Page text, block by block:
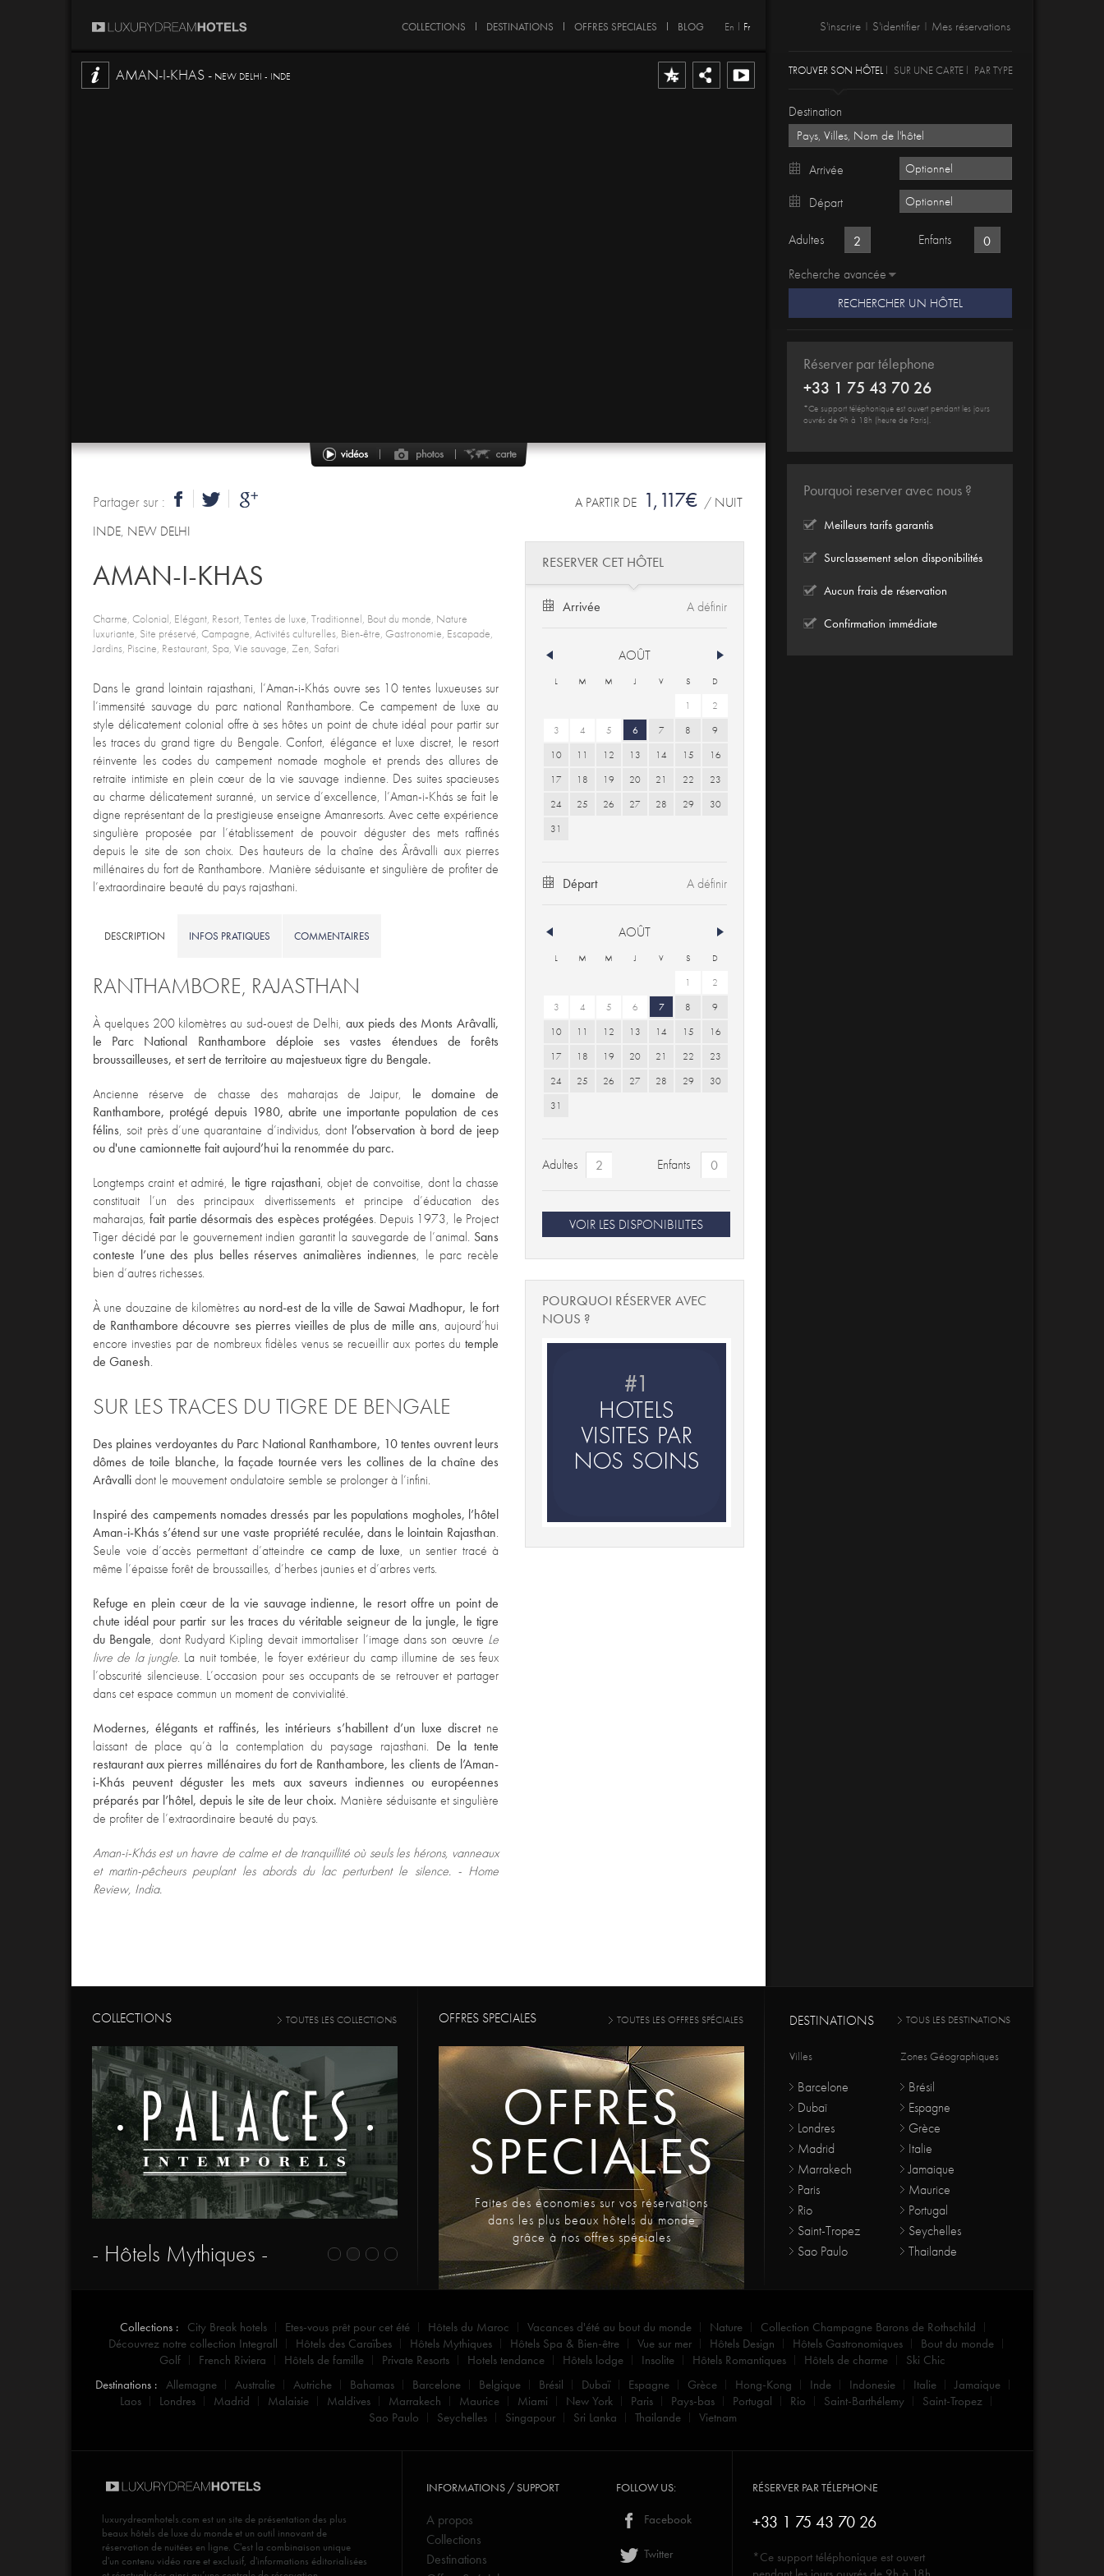
COLLECTIONS DESTINATIONS OFFRES SPECIALES BLOG En Fr S'inscrire | S'identifier | Mes réservations
AMAN-I-KHAS - NEW DELHI - INDE
A PARTIR DE 1,117€ / NUIT
Partager sur :
INDE, NEW DELHI
AMAN-I-KHAS
Charme, Colonial, Elégant, Resort, Tentes de luxe, Traditionnel, Bout du monde, Nature
luxuriante, Site préservé, Campagne, Activités culturelles, Bien-être, Gastronomie, Escapade,
Jardins, Piscine, Restaurant, Spa, Vie sauvage, Zen, Safari
Dans le grand lointain rajasthani, l’Aman-i-Khás ouvre ses 10 tentes luxueuses sur
l’immensité sauvage du parc national Ranthambore. Ce campement de luxe au
style délicatement colonial offre à ses hôtes un point de chute idéal pour partir sur
les traces du grand tigre du Bengale. Confort, élégance et luxe discret, le resort
réinvente les codes du campement nomade moghole et prends des allures de
retraite intimiste en plein cœur de la vie sauvage indienne. Des suites spacieuses
au charme délicatement suranné, un service d’excellence, l’Aman-i-Khás se fait le
digne représentant de la prestigieuse enseigne Amanresorts. Avec cette expérience
singulière proposée par l’établissement de pouvoir déguster des mets raffinés
depuis le site de son choix. Des hauteurs de la chaîne des Ârâvalli aux pierres
millénaires du fort de Ranthambore. Manière séduisante et singulière de profiter de
l’extraordinaire beauté du pays rajasthani.
DESCRIPTION INFOS PRATIQUES COMMENTAIRES
RANTHAMBORE, RAJASTHAN
À quelques 200 kilomètres au sud-ouest de Delhi, aux pieds des Monts Arâvalli,
le Parc National Ranthambore déploie ses vastes étendues de forêts
broussailleuses, et sert de territoire au majestueux tigre du Bengale.
Ancienne réserve de chasse des maharajas de Jaipur, le domaine de
Ranthambore, protégé depuis 1980, abrite une importante population de ces
félins, soit près d’une quarantaine d’individus, dont l’observation à bord de jeep
ou d'une camionnette fait aujourd’hui la renommée du parc.
Longtemps craint et admiré, le tigre rajasthani, objet de convoitise, dont la chasse
constituait l’un des principaux divertissements et principe d’éducation des
maharajas,fait partie désormais des espèces protégées. Depuis 1973, le Project
Tiger décidé par le gouvernement indien garantit la sauvegarde de l’animal. Sans
conteste l’une des plus belles réserves animalières indiennes, le parc recèle
bien d’autres richesses.
À une douzaine de kilomètres au nord-est de la ville de Sawai Madhopur, le fort
de Ranthambore découvre ses pierres vieilles de plus de mille ans, aujourd’hui
encore investies par de nombreux fidèles venus se recueillir aux portes du temple
de Ganesh.
SUR LES TRACES DU TIGRE DE BENGALE
Des plaines verdoyantes du Parc National Ranthambore, 10 tentes ouvrent leurs
dômes de toile blanche, la façade tournée vers les collines de la chaîne des
Arâvallidont le mouvement ondulatoire semble se prolonger à l’infini.
Inspiré des campements nomades dressés par les populations mogholes, l’hôtel
Aman-i-Khás s’étend sur une vaste propriété reculée, dans le lointain Rajasthan.
Seule voie d’accès permettant d’atteindre ce camp de luxe, un sentier tracé à
même l’épaisse forêt de broussailles, d’herbes jaunies et d’arbres verts.
Refuge en plein cœur de la vie sauvage indienne, le resort offre un point de
chute idéal pour partir sur les traces du véritable seigneur de la jungle, le tigre
du Bengale, dont Rudyard Kipling devait immortaliser l’image dans son œuvre Le
livre de la jungle. La nuit tombée, le foyer extérieur du camp illumine de ses feux
l’obscurité silencieuse. L’occasion pour ses occupants de se retrouver et partager
dans cet espace commun un moment de convivialité.
Modernes, élégants et raffinés, les intérieurs s’habillent d’un luxe discretne
laissant de place qu’à la contemplation du paysage rajasthani. De la tente
restaurant aux pierres millénaires du fort de Ranthambore, les clients de l’Aman-
i-Khás peuvent déguster les mets aux saveurs indiennes ou européennes
préparés par l’hôtel, depuis le site de leur choix. Manière séduisante et singulière
de profiter de l’extraordinaire beauté du pays.
Aman-i-Khás est un havre de calme et de tranquillité où seuls les hérons, vanneaux
et martin-pêcheurs peuplant les abords du lac perturbent le silence. - Home
Review, India.
RESERVER CET HÔTEL
Arrivée
AOÛT
L M M J V S D
1
2
3
4 5 6 7 8
9
10
11 12 13 14 15
16
17
18 19 20 21 22
23
24
25 26 27 28 29
30
31
Départ
AOÛT
L M M J V S D
1
2
3
4 5 6 7 8
9
10
11 12 13 14 15
16
17
18 19 20 21 22
23
24
25 26 27 28 29
30
31
Adultes Enfants
VOIR LES DISPONIBILITES
POURQUOI RÉSERVER AVEC
NOUS ?
TROUVER SON HÔTEL SUR UNE CARTE PAR TYPE
Destination
Arrivée
Départ
Adultes
Enfants
Recherche avancée
RECHERCHER UN HÔTEL
Réserver par télephone
+33 1 75 43 70 26
*Ce support téléphonique est ouvert pendant les jours
ouvrés de 9h à 18h (heure de Paris).
Pourquoi reserver avec nous ?
Meilleurs tarifs garantis
Surclassement selon disponibilités
Aucun frais de réservation
Confirmation immédiate
COLLECTIONS TOUTES LES COLLECTIONS
- Hôtels Mythiques -
OFFRES SPECIALES TOUTES LES OFFRES SPÉCIALES
OFFRES
SPECIALES
Faites des économies sur vos réservations
dans les plus beaux hôtels du monde
grâce à nos offres spéciales
DESTINATIONS TOUS LES DESTINATIONS
Villes
Barcelone
Dubaï
Londres
Madrid
Marrakech
Paris
Rio
Saint-Tropez
Sao Paulo
Zones Géographiques
Brésil
Espagne
Grèce
Italie
Jamaique
Maurice
Portugal
Seychelles
Thailande
Collections : City Break hotels Etes-vous prêt pour cet été Hôtels du Maroc Vacances d'été au bout du monde Nature
Collection Champagne Barons de Rothschild
Découvrez notre collection Integrall
Hôtels des Caraïbes Hôtels Mythiques Hôtels Spa & Bien-être Vue sur mer Hôtels Design Hôtels Gastronomiques
Bout du monde
Golf
French Riviera Hôtels de famille Private Resorts Hotels tendance Hôtels lodge Insolite Hôtels Romantiques Hôtels de charme
Ski Chic
Destinations : Allemagne Australie Autriche Bahamas Barcelone Belgique Brésil Dubaï Espagne Grèce Hong-Kong Inde Indonesie Italie
Jamaique
Laos
Londres Madrid Malaisie Maldives Marrakech Maurice Miami New York Paris Pays-bas Portugal Rio Saint-Barthélemy
Saint-Tropez
Sao Paulo
Seychelles Singapour Sri Lanka Thailande Vietnam
luxurydreamhotels.com est un site de présentation des plus
beaux hôtels de luxe du monde et un outil innovant de
réservation de nuitées en ligne. C'est la combinaison unique
d'un contenu vidéo rare et exclusif, d'informations éditorialisées
INFORMATIONS / SUPPORT
A propos
Collections
Destinations
FOLLOW US:
Facebook
Twitter
RÉSERVER PAR TÉLEPHONE
+33 1 75 43 70 26
*Ce support téléphonique est ouvert